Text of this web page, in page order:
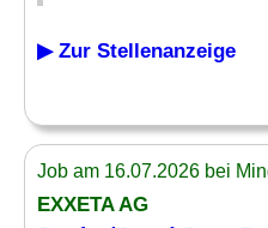
▶ Zur Stellenanzeige
Job am 16.07.2026 bei
EXXETA AG